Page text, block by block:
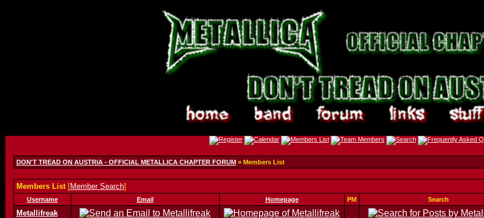
DON'T TREAD ON AUSTRIA - OFFICIAL METALLICA CHAPTER FORUM» Members List
Members List[Member Search]
Username Email Homepage PM Search
Metallifreak